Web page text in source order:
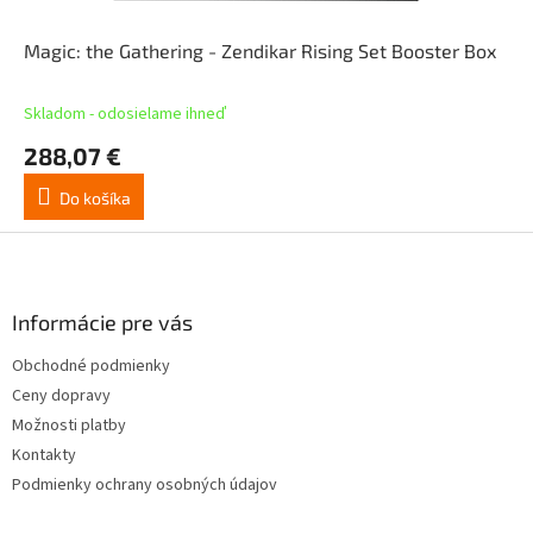
Magic: the Gathering - Zendikar Rising Set Booster Box
Skladom - odosielame ihneď
288,07 €
Do košíka
Informácie pre vás
Obchodné podmienky
Ceny dopravy
Možnosti platby
Kontakty
Podmienky ochrany osobných údajov